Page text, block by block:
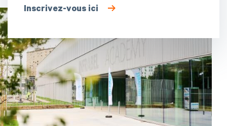
Inscrivez-vous ici